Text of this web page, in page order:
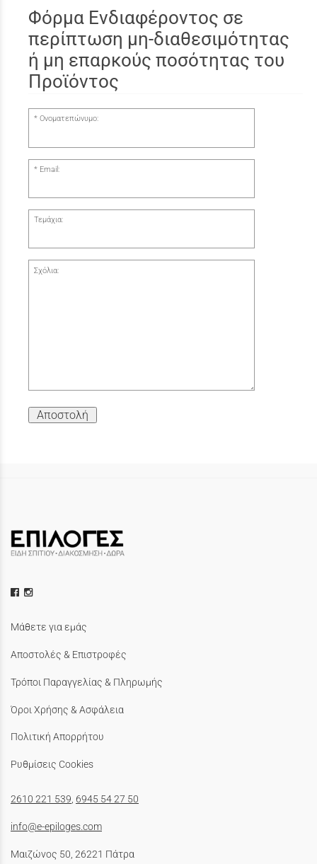
Φόρμα Ενδιαφέροντος σε
περίπτωση μη-διαθεσιμότητας
ή μη επαρκούς ποσότητας του
Προϊόντος
Ονοματεπώνυμο:
Email:
Τεμάχια:
Σχόλια:
Αποστολή
Μάθετε για εμάς
Αποστολές & Επιστροφές
Τρόποι Παραγγελίας & Πληρωμής
Όροι Χρήσης & Ασφάλεια
Πολιτική Απορρήτου
Ρυθμίσεις Cookies
2610 221 539 6945 54 27 50
info@e-epiloges.com
Μαιζώνος 50, 26221 Πάτρα